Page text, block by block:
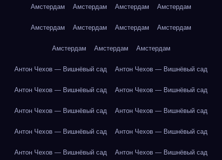
Амстердам Амстердам Амстердам Амстердам
Амстердам Амстердам Амстердам Амстердам
Амстердам Амстердам Амстердам
Антон Чехов — Вишнёвый сад Антон Чехов — Вишнёвый сад
Антон Чехов — Вишнёвый сад Антон Чехов — Вишнёвый сад
Антон Чехов — Вишнёвый сад Антон Чехов — Вишнёвый сад
Антон Чехов — Вишнёвый сад Антон Чехов — Вишнёвый сад
Антон Чехов — Вишнёвый сад Антон Чехов — Вишнёвый сад